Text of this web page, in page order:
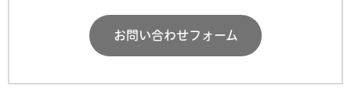
お問い合わせフォーム